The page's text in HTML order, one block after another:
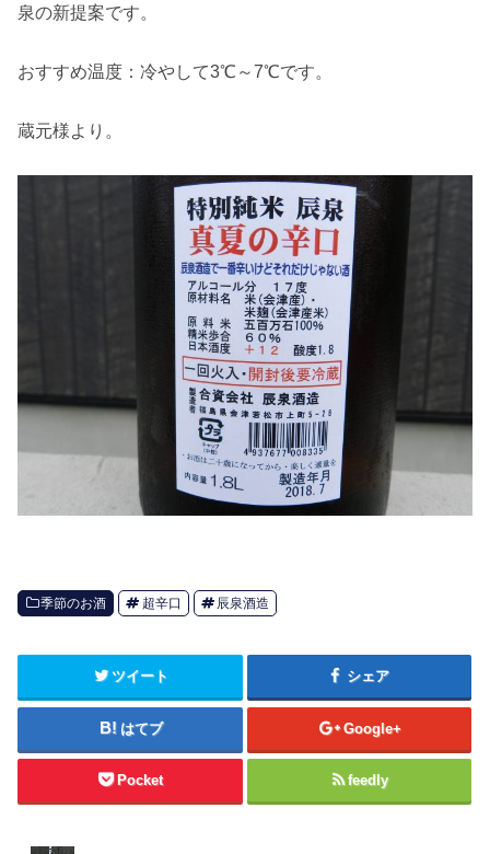
泉の新提案です。
おすすめ温度：冷やして3℃～7℃です。
蔵元様より。
季節のお酒 超辛口 辰泉酒造
ツイート シェア
はてブ Google+
Pocket feedly